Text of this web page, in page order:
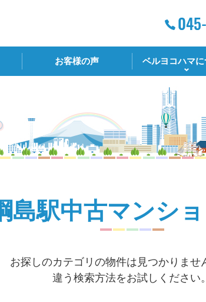
お客様の声 ベルヨコハマに
島駅中古マンシ
お探しのカテゴリの物件は見つかりませ
違う検索方法をお試しください。